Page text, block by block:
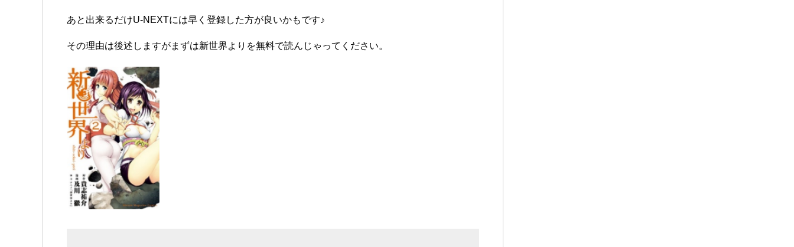
あと出来るだけU-NEXTには早く登録した方が良いかもです♪
その理由は後述しますがまずは新世界よりを無料で読んじゃってください。